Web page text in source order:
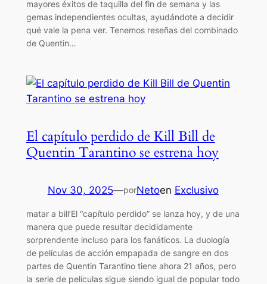
mayores éxitos de taquilla del fin de semana y las
gemas independientes ocultas, ayudándote a decidir
qué vale la pena ver. Tenemos reseñas del combinado
de Quentin…
El capítulo perdido de Kill Bill de
Quentin Tarantino se estrena hoy
Nov 30, 2025—porNetoen Exclusivo
matar a bill’El “capítulo perdido” se lanza hoy, y de una
manera que puede resultar decididamente
sorprendente incluso para los fanáticos. La duología
de películas de acción empapada de sangre en dos
partes de Quentin Tarantino tiene ahora 21 años, pero
la serie de películas sigue siendo igual de popular todo